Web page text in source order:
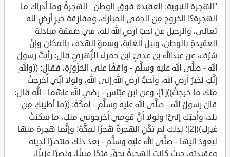
"الهجرة النبوية: العقيدة فوق الوطن الهجرةُ وما أدراك ما
الهجرة؟! الخروج مِن الحِمَى المبارَك، ومفارَقة خيرِ أرضٍ لله
تعالى، والرحيل عن أحبِّ أرضِ الله لله، في صَفقة مبادَلة
العقيدةِ بالوطن، ونبل الغاية، وسموِّ الهدَف بالمكان وإنْ
شرُف، عن عبدالله بن عديِّ ابن حمراء الزُّهريِّ قال: رأيتُ رسولَ
الله - صلَّى الله عليه وسلَّم - واقفًا على الحَزْوَرَةِ، فقال: ((واللهِ
إنَّكِ لخيرُ أرضِ الله، وأحبُّ أرضِ اللهِ إلى اللهِ، ولولا أنِّي أُخرجتُ
منك ما خرجتُ))[1]، وعن ابن عبَّاس - رضي الله عنهما - أنَّه قال:
قالَ رسولُ الله - صلَّى الله عليه وسلَّم - لمكَّةَ: ((ما أطيبَكِ مِن
بلد، وأحبَّك إليَّ! ولولا أنَّ قومي أخرجوني منكِ، ما سكنتُ
غيرَكِ))[2]؛ لذلك لم تكُنِ الهجرةُ هَجرًا لمكَّةَ؛ وإنَّما هجرة منها
ليعودَ إليها - صلَّى الله عليه وسلَّم - بعدَ ذلك منتصرًا لدِينه
وعقيدتِه، حيث كانتِ الهجرةُ بحقٍّ فتحًا مبينًا، ونصرًا عزيزًا،